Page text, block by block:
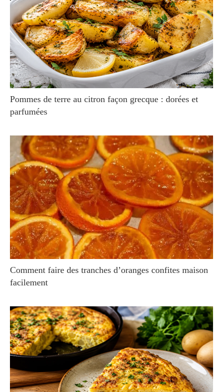
Pommes de terre au citron façon grecque : dorées et
parfumées
Comment faire des tranches d’oranges confites maison
facilement